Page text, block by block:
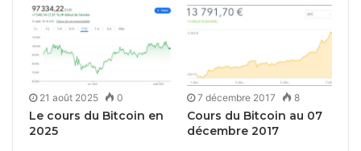
21 août 2025 0
Le cours du Bitcoin en
2025
7 décembre 2017 8
Cours du Bitcoin au 07
décembre 2017